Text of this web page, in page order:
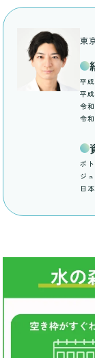
東
平
平
令
令
ボ
ジ
日